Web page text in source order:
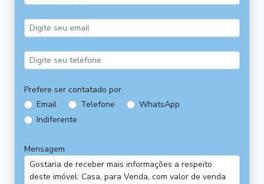
Prefere ser contatado por
Email
Telefone
WhatsApp
Indiferente
Mensagem